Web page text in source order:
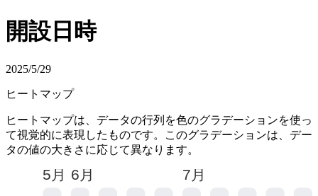
開設日時
2025/5/29
ヒートマップ
ヒートマップは、データの行列を色のグラデーションを使っ
て視覚的に表現したものです。このグラデーションは、デー
タの値の大きさに応じて異なります。
5月 6月 7月